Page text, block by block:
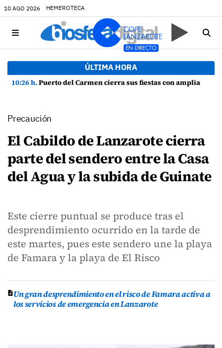
10 AGO 2026 HEMEROTECA
ÚLTIMA HORA
10:26 h.Puerto del Carmen cierra sus fiestas con amplia participación y buen ambiente
Precaución
El Cabildo de Lanzarote cierra
parte del sendero entre la Casa
del Agua y la subida de Guinate
Este cierre puntual se produce tras el
desprendimiento ocurrido en la tarde de
este martes, pues este sendero une la playa
de Famara y la playa de El Risco
Un gran desprendimiento en el risco de Famara activa a
los servicios de emergencia en Lanzarote